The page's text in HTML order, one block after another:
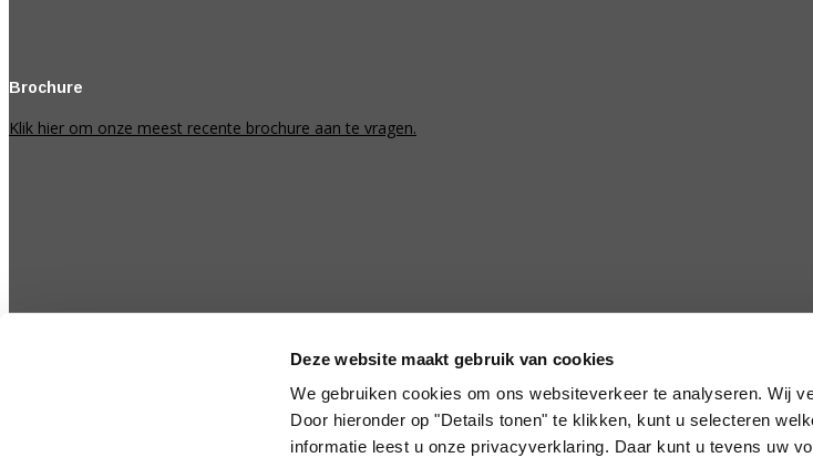
Deze website maakt gebruik van cookies
We gebruiken cookies om ons websiteverkeer te analyseren. Wij
Door hieronder op "Details tonen" te klikken, kunt u selecteren
informatie leest u onze privacyverklaring. Daar kunt u tevens uw
Brochure
Klik hier om onze meest recente brochure aan te vragen.
Algemene
Privacyverklaring en